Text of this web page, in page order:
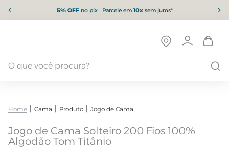
5% OFFno pix | Parcele em10xsem juros*
Cama Produto Jogo de Cama
Jogo de Cama Solteiro 200 Fios 100%
Algodão Tom Titânio